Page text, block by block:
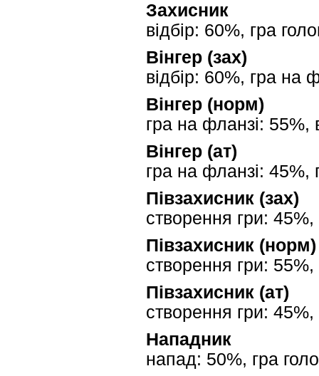
Захисник
відбір: 60%, гра
Вінгер (зах)
відбір: 60%, гра на
Вінгер (норм)
гра на фланзі: 55%,
Вінгер (ат)
гра на фланзі: 45%,
Півзахисник (зах)
створення гри: 45%,
Півзахисник (норм)
створення гри: 55%,
Півзахисник (ат)
створення гри: 45%,
Нападник
напад: 50%, гра